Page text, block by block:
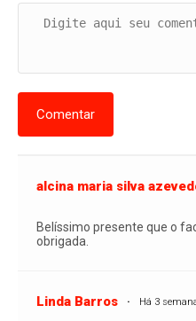
Comentar
alcina maria silva
Belíssimo presente que o
obrigada.
Linda Barros Há 3